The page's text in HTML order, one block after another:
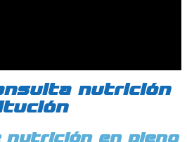
nutrición
nutrición en pleno